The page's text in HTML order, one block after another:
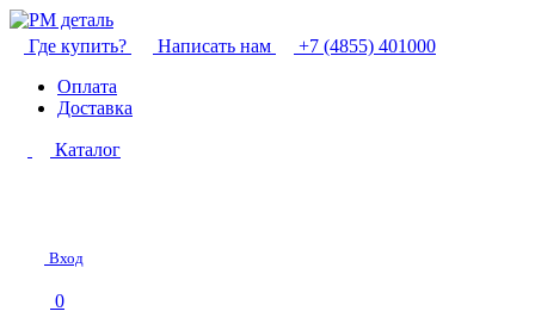
Где купить? Написать нам
+7 (4855) 401000
Оплата
Доставка
Каталог
Вход
0